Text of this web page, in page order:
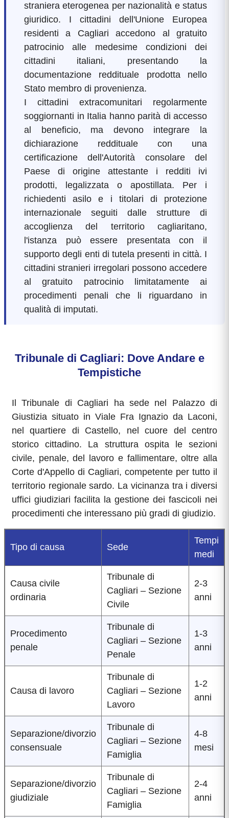
straniera eterogenea per nazionalità e status
giuridico. I cittadini dell'Unione Europea
residenti a Cagliari accedono al gratuito
patrocinio alle medesime condizioni dei
cittadini italiani, presentando la
documentazione reddituale prodotta nello
Stato membro di provenienza.
I cittadini extracomunitari regolarmente
soggiornanti in Italia hanno parità di accesso
al beneficio, ma devono integrare la
dichiarazione reddituale con una
certificazione dell'Autorità consolare del
Paese di origine attestante i redditi ivi
prodotti, legalizzata o apostillata. Per i
richiedenti asilo e i titolari di protezione
internazionale seguiti dalle strutture di
accoglienza del territorio cagliaritano,
l'istanza può essere presentata con il
supporto degli enti di tutela presenti in città. I
cittadini stranieri irregolari possono accedere
al gratuito patrocinio limitatamente ai
procedimenti penali che li riguardano in
qualità di imputati.
Tribunale di Cagliari: Dove Andare e
Tempistiche
Il Tribunale di Cagliari ha sede nel Palazzo di
Giustizia situato in Viale Fra Ignazio da Laconi,
nel quartiere di Castello, nel cuore del centro
storico cittadino. La struttura ospita le sezioni
civile, penale, del lavoro e fallimentare, oltre alla
Corte d'Appello di Cagliari, competente per tutto il
territorio regionale sardo. La vicinanza tra i diversi
uffici giudiziari facilita la gestione dei fascicoli nei
procedimenti che interessano più gradi di giudizio.
Tipo di causa Sede
Tempi
medi
Causa civile
ordinaria
Tribunale di
Cagliari – Sezione
Civile
2-3
anni
Procedimento
penale
Tribunale di
Cagliari – Sezione
Penale
1-3
anni
Causa di lavoro
Tribunale di
Cagliari – Sezione
Lavoro
1-2
anni
Separazione/divorzio
consensuale
Tribunale di
Cagliari – Sezione
Famiglia
4-8
mesi
Separazione/divorzio
giudiziale
Tribunale di
Cagliari – Sezione
Famiglia
2-4
anni